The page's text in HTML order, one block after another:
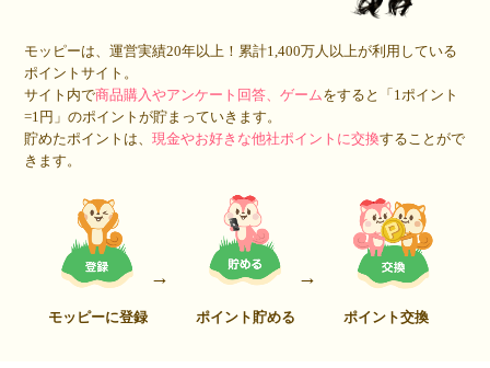
モッピーは、運営実績20年以上！累計1,400万人 以上が利用している
ポイントサイト。
サイト内で商品購入やアンケート回答、ゲームをすると「1ポイント
=1円」のポイントが貯まっていきます。
貯めたポイントは、現金やお好きな他社ポイントに交換することがで
きます。
モッピーに登録 ポイント貯める ポイント交換